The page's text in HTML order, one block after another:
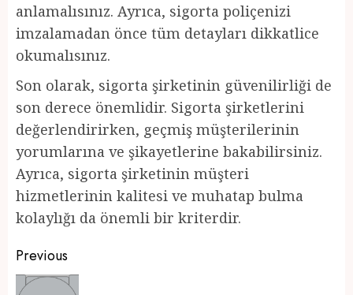
anlamalısınız. Ayrıca, sigorta poliçenizi
imzalamadan önce tüm detayları dikkatlice
okumalısınız.
Son olarak, sigorta şirketinin güvenilirliği de
son derece önemlidir. Sigorta şirketlerini
değerlendirirken, geçmiş müşterilerinin
yorumlarına ve şikayetlerine bakabilirsiniz.
Ayrıca, sigorta şirketinin müşteri
hizmetlerinin kalitesi ve muhatap bulma
kolaylığı da önemli bir kriterdir.
Post
Previous